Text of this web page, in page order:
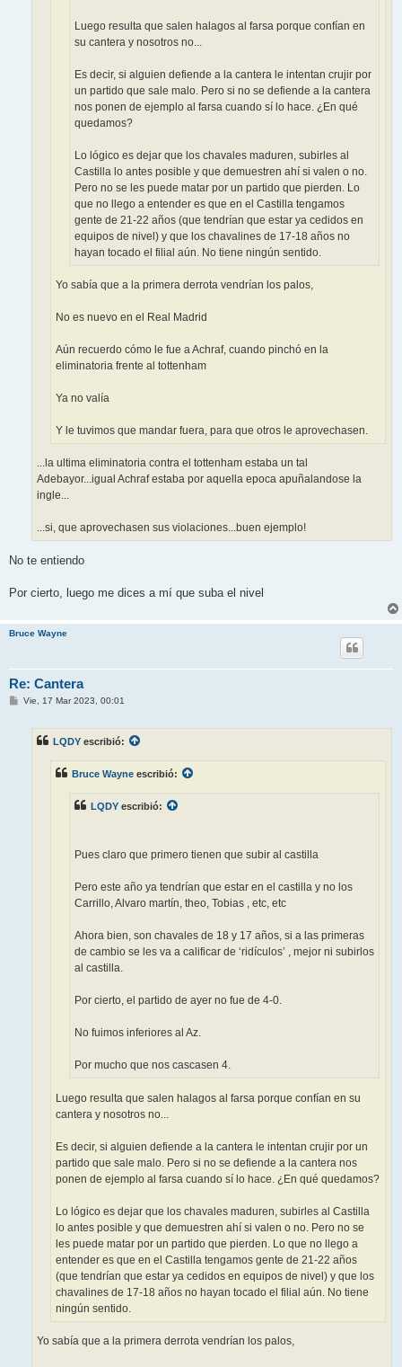
Luego resulta que salen halagos al farsa porque confían en
su cantera y nosotros no...
Es decir, si alguien defiende a la cantera le intentan crujir por
un partido que sale malo. Pero si no se defiende a la cantera
nos ponen de ejemplo al farsa cuando sí lo hace. ¿En qué
quedamos?
Lo lógico es dejar que los chavales maduren, subirles al
Castilla lo antes posible y que demuestren ahí si valen o no.
Pero no se les puede matar por un partido que pierden. Lo
que no llego a entender es que en el Castilla tengamos
gente de 21-22 años (que tendrían que estar ya cedidos en
equipos de nivel) y que los chavalines de 17-18 años no
hayan tocado el filial aún. No tiene ningún sentido.
Yo sabía que a la primera derrota vendrían los palos,
No es nuevo en el Real Madrid
Aún recuerdo cómo le fue a Achraf, cuando pinchó en la
eliminatoria frente al tottenham
Ya no valía
Y le tuvimos que mandar fuera, para que otros le aprovechasen.
...la ultima eliminatoria contra el tottenham estaba un tal
Adebayor...igual Achraf estaba por aquella epoca apuñalandose la
ingle...
...si, que aprovechasen sus violaciones...buen ejemplo!
No te entiendo
Por cierto, luego me dices a mí que suba el nivel
Bruce Wayne
Re: Cantera
MVie, 17 Mar 2023, 00:01
LQDY escribió:
Bruce Wayne escribió:
LQDY escribió:
Pues claro que primero tienen que subir al castilla
Pero este año ya tendrían que estar en el castilla y no los
Carrillo, Alvaro martín, theo, Tobias , etc, etc
Ahora bien, son chavales de 18 y 17 años, si a las primeras
de cambio se les va a calificar de ‘ridículos’ , mejor ni subirlos
al castilla.
Por cierto, el partido de ayer no fue de 4-0.
No fuimos inferiores al Az.
Por mucho que nos cascasen 4.
Luego resulta que salen halagos al farsa porque confían en su
cantera y nosotros no...
Es decir, si alguien defiende a la cantera le intentan crujir por un
partido que sale malo. Pero si no se defiende a la cantera nos
ponen de ejemplo al farsa cuando sí lo hace. ¿En qué quedamos?
Lo lógico es dejar que los chavales maduren, subirles al Castilla
lo antes posible y que demuestren ahí si valen o no. Pero no se
les puede matar por un partido que pierden. Lo que no llego a
entender es que en el Castilla tengamos gente de 21-22 años
(que tendrían que estar ya cedidos en equipos de nivel) y que los
chavalines de 17-18 años no hayan tocado el filial aún. No tiene
ningún sentido.
Yo sabía que a la primera derrota vendrían los palos,